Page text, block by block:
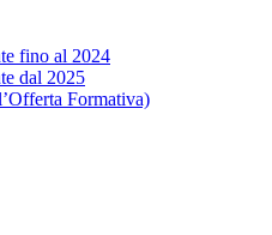
fino al 2024
dal 2025
Formativa)